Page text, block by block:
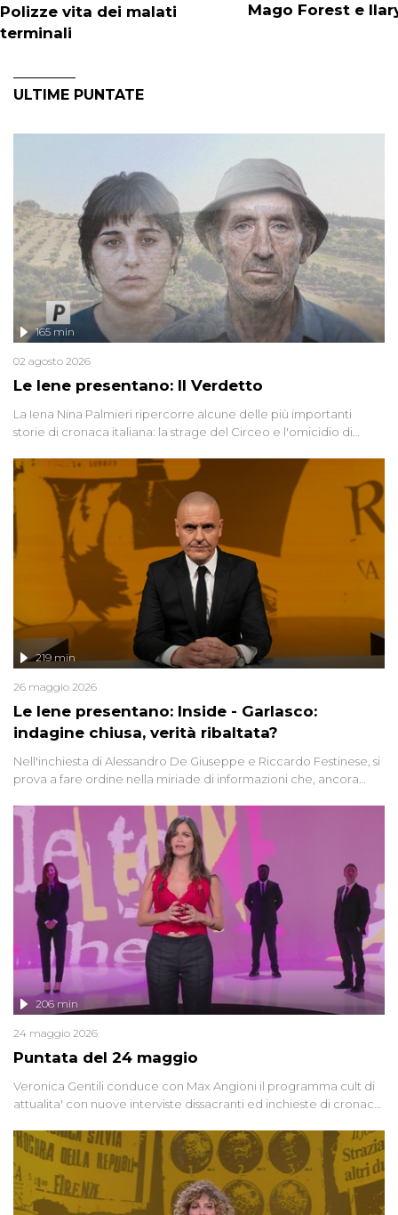
Polizze vita dei malati
terminali
Mago Forest e
ULTIME PUNTATE
Le Iene presentano: Il Verdetto
165 min
02 agosto 2026
La Iena Nina Palmieri ripercorre alcune delle più importanti
storie di cronaca italiana: la strage del Circeo e l'omicidio di
Le Iene presentano: Inside - Garlasco:
indagine chiusa, verità ribaltata?
219 min
26 maggio 2026
Nell'inchiesta di Alessandro De Giuseppe e Riccardo Festinese, si
prova a fare ordine nella miriade di informazioni che, ancora
giudiziarie più discusse degli ultimi anni. Lo speciale ricostruisce la
vicenda mettendo in fila testimonianze, errori, dettagli
controversi e i protagonisti di un'indagine che sembra non avere
fine.
Puntata del 24 maggio
206 min
24 maggio 2026
Veronica Gentili conduce con Max Angioni il programma cult di
attualita' con nuove interviste dissacranti ed inchieste di cronaca